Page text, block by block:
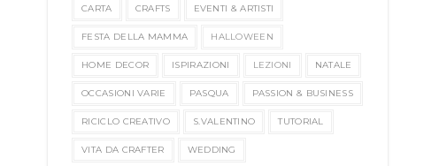
CARTA CRAFTS EVENTI & ARTISTI
FESTA DELLA MAMMA HALLOWEEN
HOME DECOR ISPIRAZIONI LEZIONI NATALE
OCCASIONI VARIE PASQUA PASSION & BUSINESS
RICICLO CREATIVO S.VALENTINO TUTORIAL
VITA DA CRAFTER WEDDING